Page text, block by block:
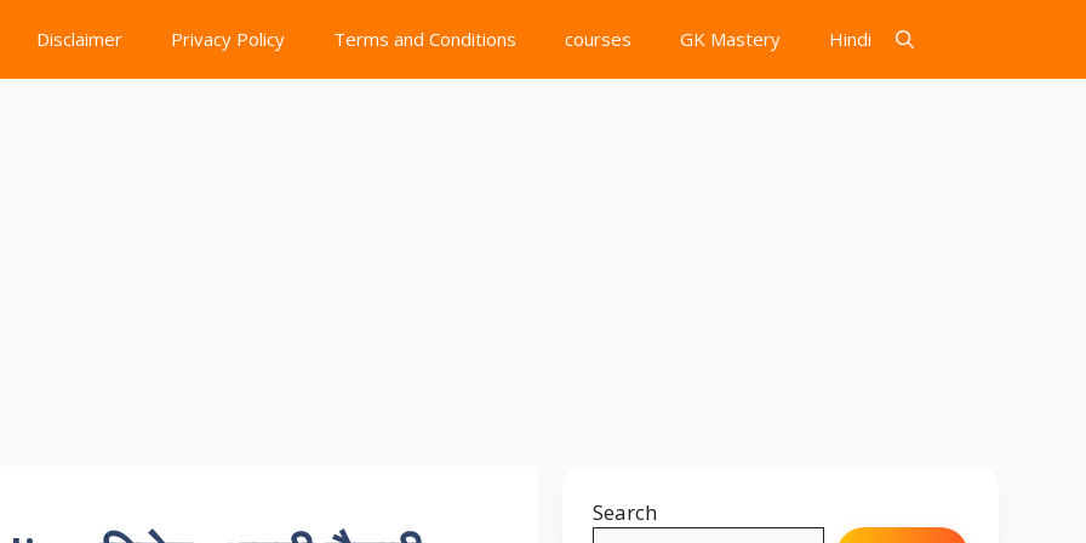
Disclaimer Privacy Policy Terms and Conditions courses GK Mastery Hindi
Search